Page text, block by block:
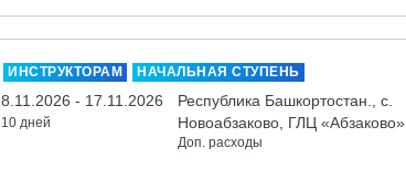
ИНСТРУКТОРАМ НАЧАЛЬНАЯ СТУПЕНЬ
8.11.2026 - 17.11.2026
10 дней
Республика Башкортостан., с.
Новоабзаково, ГЛЦ «Абзаково»
Доп. расходы